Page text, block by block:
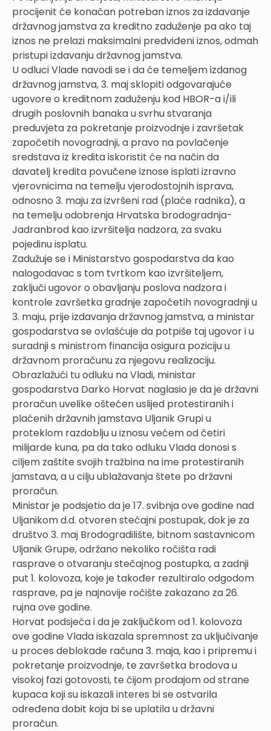
procijenit će konačan potreban iznos za izdavanje
državnog jamstva za kreditno zaduženje pa ako taj
iznos ne prelazi maksimalni predviđeni iznos, odmah
pristupi izdavanju državnog jamstva.
U odluci Vlade navodi se i da će temeljem izdanog
državnog jamstva, 3. maj sklopiti odgovarajuće
ugovore o kreditnom zaduženju kod HBOR-a i/ili
drugih poslovnih banaka u svrhu stvaranja
preduvjeta za pokretanje proizvodnje i završetak
započetih novogradnji, a pravo na povlačenje
sredstava iz kredita iskoristit će na način da
davatelj kredita povučene iznose isplati izravno
vjerovnicima na temelju vjerodostojnih isprava,
odnosno 3. maju za izvršeni rad (plaće radnika), a
na temelju odobrenja Hrvatska brodogradnja-
Jadranbrod kao izvršitelja nadzora, za svaku
pojedinu isplatu.
Zadužuje se i Ministarstvo gospodarstva da kao
nalogodavac s tom tvrtkom kao izvršiteljem,
zaključi ugovor o obavljanju poslova nadzora i
kontrole završetka gradnje započetih novogradnji u
3. maju, prije izdavanja državnog jamstva, a ministar
gospodarstva se ovlašćuje da potpiše taj ugovor i u
suradnji s ministrom financija osigura poziciju u
državnom proračunu za njegovu realizaciju.
Obrazlažući tu odluku na Vladi, ministar
gospodarstva Darko Horvat naglasio je da je državni
proračun uvelike oštećen uslijed protestiranih i
plaćenih državnih jamstava Uljanik Grupi u
proteklom razdoblju u iznosu većem od četiri
milijarde kuna, pa da tako odluku Vlada donosi s
ciljem zaštite svojih tražbina na ime protestiranih
jamstava, a u cilju ublažavanja štete po državni
proračun.
Ministar je podsjetio da je 17. svibnja ove godine nad
Uljanikom d.d. otvoren stečajni postupak, dok je za
društvo 3. maj Brodogradilište, bitnom sastavnicom
Uljanik Grupe, održano nekoliko ročišta radi
rasprave o otvaranju stečajnog postupka, a zadnji
put 1. kolovoza, koje je također rezultiralo odgodom
rasprave, pa je najnovije ročište zakazano za 26.
rujna ove godine.
Horvat podsjeća i da je zaključkom od 1. kolovoza
ove godine Vlada iskazala spremnost za uključivanje
u proces deblokade računa 3. maja, kao i pripremu i
pokretanje proizvodnje, te završetka brodova u
visokoj fazi gotovosti, te čijom prodajom od strane
kupaca koji su iskazali interes bi se ostvarila
određena dobit koja bi se uplatila u državni
proračun.